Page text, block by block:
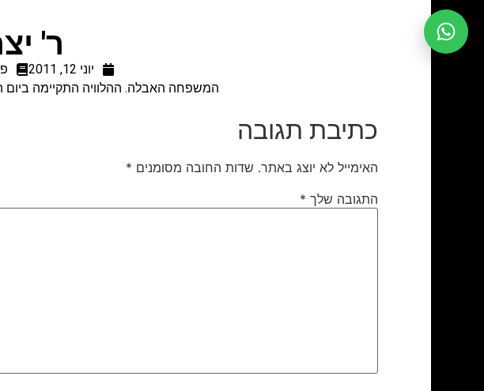
ר'
יוני 12, 2011
המשפחה האבלה. ההלוויה התקיימה ביום ה' ה- 9.6.11. יושבים שבעה ב"בית יוליאנה", רזיאל
כתיבת תגובה
האימייל לא יוצג באתר. שדות החובה מסומנים *
התגובה שלך *